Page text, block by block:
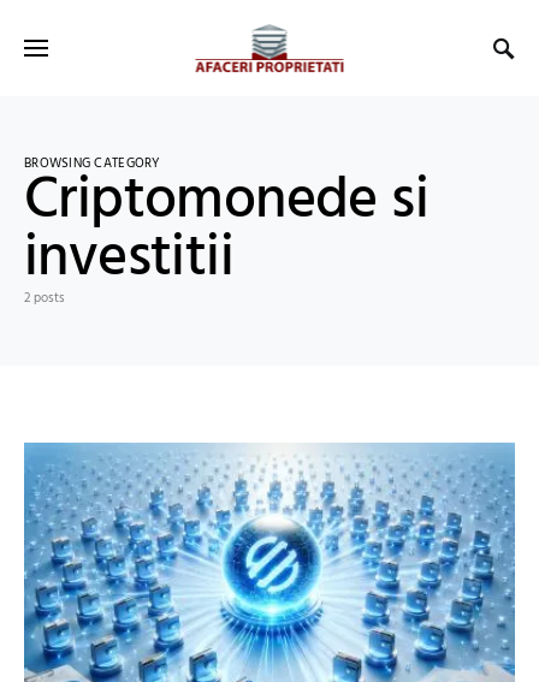
BROWSING CATEGORY
Criptomonede si
investitii
2 posts